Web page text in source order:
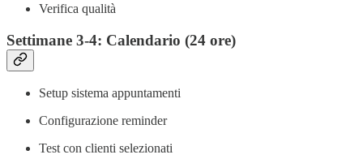
Verifica qualità
Settimane 3-4: Calendario (24 ore)
Setup sistema appuntamenti
Configurazione reminder
Test con clienti selezionati